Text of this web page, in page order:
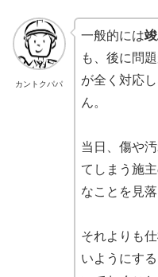
カントクパパ
一般的には
も、後に問
が全く対応
ん。
当日、傷や
てしまう施
なことを見
それよりも
いようにす